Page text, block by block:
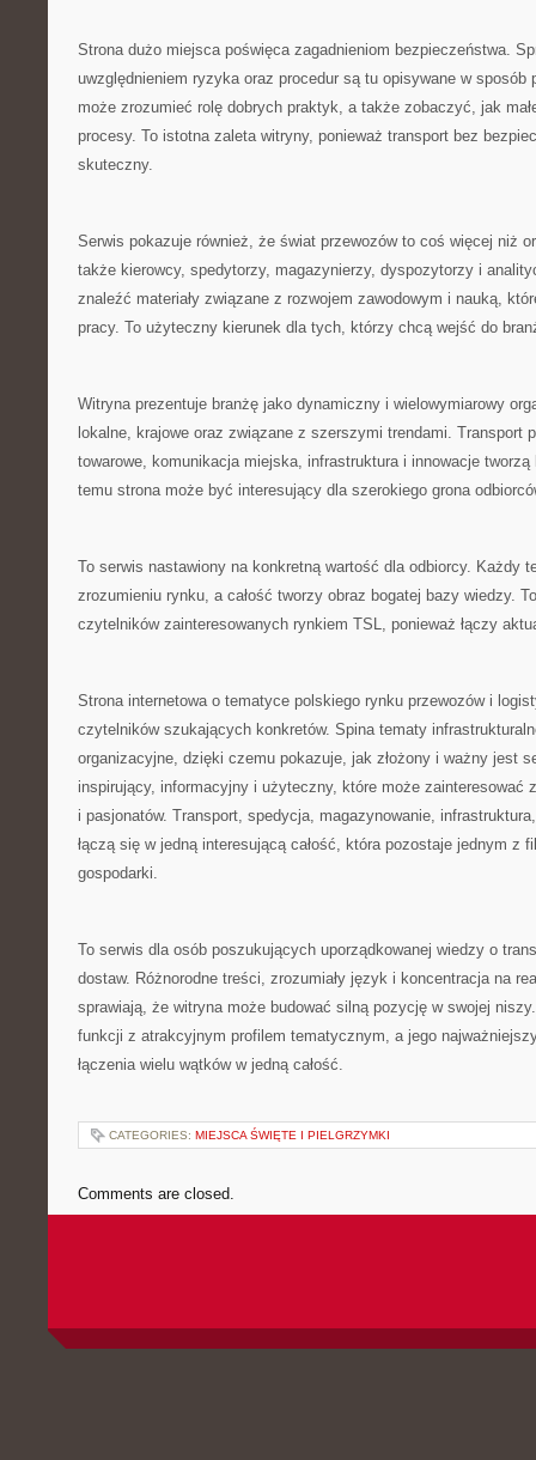
Strona dużo miejsca poświęca zagadnieniom bezpieczeństwa.
uwzględnieniem ryzyka oraz procedur są tu opisywane w sposób
może zrozumieć rolę dobrych praktyk, a także zobaczyć, jak
procesy. To istotna zaleta witryny, ponieważ transport bez
skuteczny.
Serwis pokazuje również, że świat przewozów to coś więcej niż
także kierowcy, spedytorzy, magazynierzy, dyspozytorzy i
znaleźć materiały związane z rozwojem zawodowym i nauką,
pracy. To użyteczny kierunek dla tych, którzy chcą wejść do
Witryna prezentuje branżę jako dynamiczny i wielowymiarowy
lokalne, krajowe oraz związane z szerszymi trendami. Transport
towarowe, komunikacja miejska, infrastruktura i innowacje
temu strona może być interesujący dla szerokiego grona
To serwis nastawiony na konkretną wartość dla odbiorcy. Każdy
zrozumieniu rynku, a całość tworzy obraz bogatej bazy wiedzy.
czytelników zainteresowanych rynkiem TSL, ponieważ łączy
Strona internetowa o tematyce polskiego rynku przewozów i
czytelników szukających konkretów. Spina tematy
organizacyjne, dzięki czemu pokazuje, jak złożony i ważny jest
inspirujący, informacyjny i użyteczny, które może zainteresować
i pasjonatów. Transport, spedycja, magazynowanie,
łączą się w jedną interesującą całość, która pozostaje jednym z
gospodarki.
To serwis dla osób poszukujących uporządkowanej wiedzy o
dostaw. Różnorodne treści, zrozumiały język i koncentracja na
sprawiają, że witryna może budować silną pozycję w swojej
funkcji z atrakcyjnym profilem tematycznym, a jego
łączenia wielu wątków w jedną całość.
CATEGORIES: MIEJSCA ŚWIĘTE I PIELGRZYMKI
Comments are closed.